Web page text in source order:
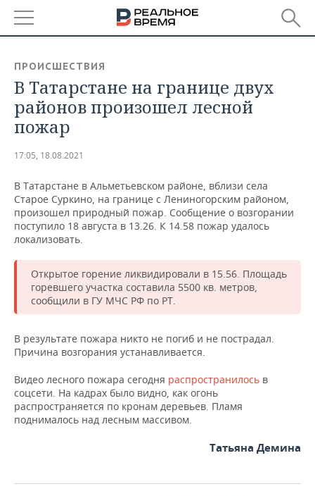
БАШКОРТОСТАН
ТАТАРСТАН
НОВОСТИ
АНАЛИТИКА
ДЕКЛАРАЦИИ О ДОХОДАХ
КОРОЛИ ГОСЗАКАЗА ПФО
ВУЗЫ ТАТАРСТАНА
КОМУ ПРИНАДЛЕЖАТ
ТОРГОВЫЕ ЦЕНТРЫ
ТАТАРСТАНА
НОВОСТИ ЭКОНОМИКИ
ФИНАНСЫ
БАНКИ
БЮДЖЕТ
ИНВЕСТИЦИИ
ПРОМЫШЛЕННОСТЬ
НОВОСТИ
ПРОМЫШЛЕННОСТИ
МАШИНОСТРОЕНИЕ
НЕФТЬ
ОПК
ЭНЕРГЕТИКА
НЕДВИЖИМОСТЬ
НОВОСТИ НЕДВИЖИМОСТИ
АВТО
НОВОСТИ АВТО
БИЗНЕС
НОВОСТИ БИЗНЕСА
РОЗНИЧНАЯ ТОРГОВЛЯ
ТРАНСПОРТ
УСЛУГИ
ТЕХНОЛОГИИ
НОВОСТИ ТЕХНОЛОГИЙ
IT
МЕДИА
МЕРОПРИЯТИЯ
НОВОСТИ МЕРОПРИЯТИЙ
ВЫЕЗДНАЯ РЕДАКЦИЯ
СПОРТ
НОВОСТИ СПОРТА
ОБЩЕСТВО
ПРОИСШЕСТВИЯ
В Татарстане на границе двух
районов произошел лесной
пожар
17:05, 18.08.2021
В Татарстане в Альметьевском районе, вблизи села
Старое Суркино, на границе с Лениногорским районом,
произошел природный пожар. Сообщение о возгорании
поступило 18 августа в 13.26. К 14.58 пожар удалось
локализовать.
Открытое горение ликвидировали в 15.56. Площадь
горевшего участка составила 5500 кв. метров,
сообщили в ГУ МЧС РФ по РТ.
В результате пожара никто не погиб и не пострадал.
Причина возгорания устанавливается.
Видео лесного пожара сегодня распространилось в
соцсети. На кадрах было видно, как огонь
распространяется по кронам деревьев. Пламя
поднималось над лесным массивом.
Татьяна Демина